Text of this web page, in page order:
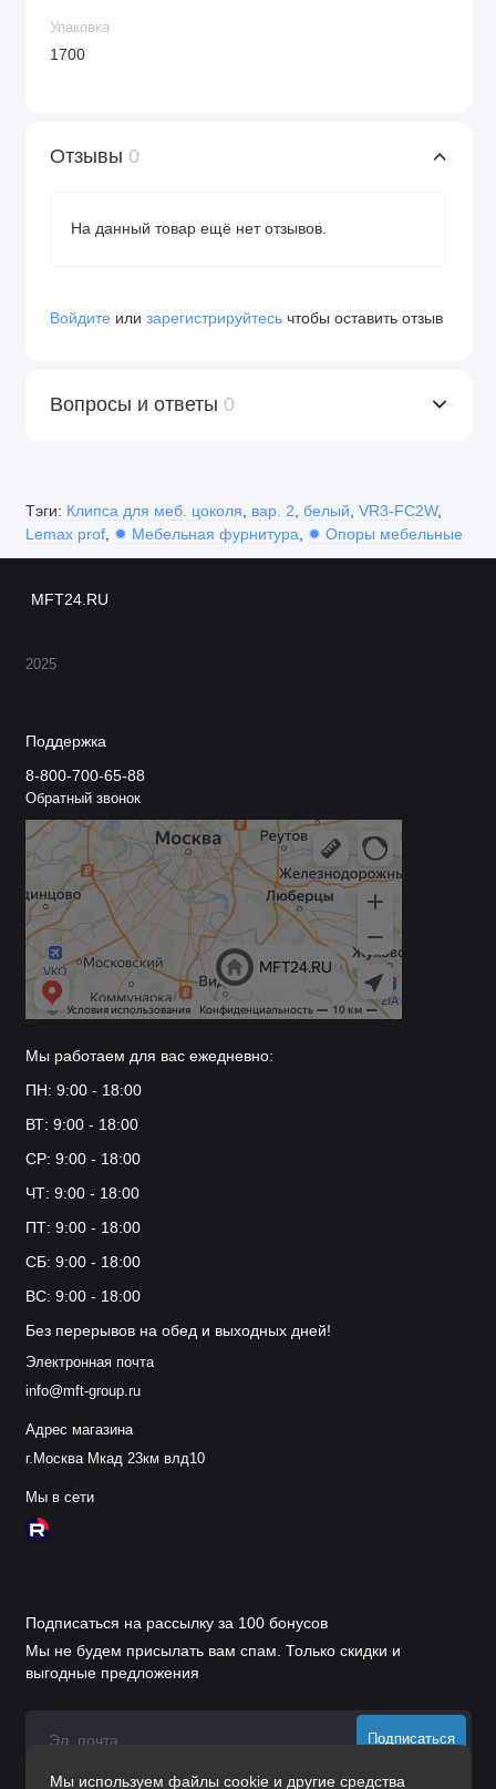
Упаковка
1700
Отзывы 0
На данный товар ещё нет отзывов.
Войдите или зарегистрируйтесь чтобы оставить отзыв
Вопросы и ответы 0
Тэги: Клипса для меб. цоколя вар. 2 белый VR3-FC2W,
Lemax prof, ✹ Мебельная фурнитура ✹ Опоры мебельные
Мы используем файлы cookie и другие средства
MFT24.RU
2025
Поддержка
8-800-700-65-88
Обратный звонок
Мы работаем для вас ежедневно:
ПН: 9:00 - 18:00
ВТ: 9:00 - 18:00
СР: 9:00 - 18:00
ЧТ: 9:00 - 18:00
ПТ: 9:00 - 18:00
СБ: 9:00 - 18:00
ВС: 9:00 - 18:00
Без перерывов на обед и выходных дней!
Электронная почта
info@mft-group.ru
Адрес магазина
г.Москва Мкад 23км влд10
Мы в сети
Подписаться на рассылку за 100 бонусов
Мы не будем присылать вам спам. Только скидки и
выгодные предложения
Подписаться